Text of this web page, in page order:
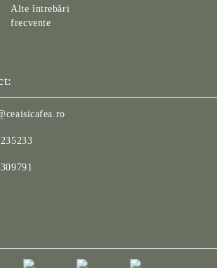
Alte întrebări
frecvente